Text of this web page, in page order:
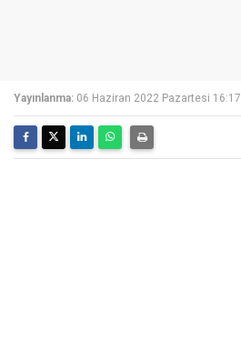
Yayınlanma: 06 Haziran 2022 Pazartesi 16:17